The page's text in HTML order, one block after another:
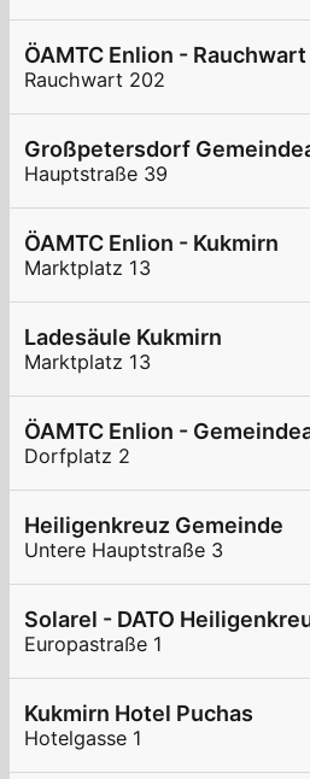
ÖAMTC Enlion - Rauchwart
Rauchwart 202
Großpetersdorf
Hauptstraße 39
ÖAMTC Enlion - Kukmirn
Marktplatz 13
Ladesäule Kukmirn
Marktplatz 13
ÖAMTC Enlion -
Dorfplatz 2
Heiligenkreuz Gemeinde
Untere Hauptstraße 3
Solarel - DATO
Europastraße 1
Kukmirn Hotel Puchas
Hotelgasse 1